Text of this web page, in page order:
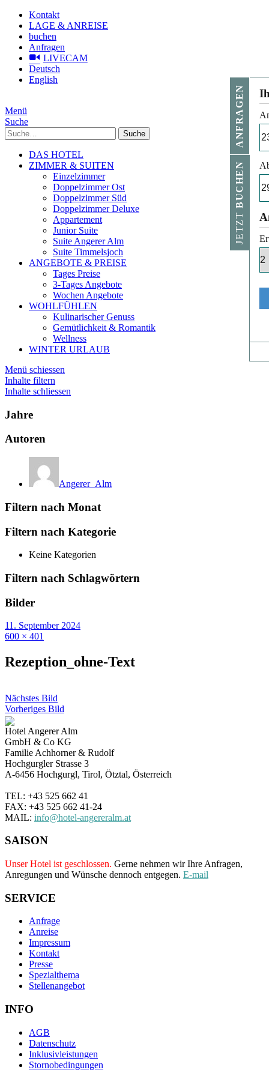
Kontakt
LAGE & ANREISE
buchen
Anfragen
LIVECAM
Deutsch
English
Menü
Suche
Suche
DAS HOTEL
ZIMMER & SUITEN
Einzelzimmer
Doppelzimmer Ost
Doppelzimmer Süd
Doppelzimmer Deluxe
Appartement
Junior Suite
Suite Angerer Alm
Suite Timmelsjoch
ANGEBOTE & PREISE
Tages Preise
3-Tages Angebote
Wochen Angebote
WOHLFÜHLEN
Kulinarischer Genuss
Gemütlichkeit & Romantik
Wellness
WINTER URLAUB
Menü schiessen
Inhalte filtern
Inhalte schliessen
Jahre
Autoren
Angerer_Alm
Filtern nach Monat
Filtern nach Kategorie
Keine Kategorien
Filtern nach Schlagwörtern
Bilder
11. September 2024
600 × 401
Rezeption_ohne-Text
Nächstes Bild
Vorheriges Bild
Hotel Angerer Alm
GmbH & Co KG
Familie Achhorner & Rudolf
Hochgurgler Strasse 3
A-6456 Hochgurgl, Tirol, Ötztal, Österreich
TEL: +43 525 662 41
FAX: +43 525 662 41-24
MAIL: info@hotel-angereralm.at
SAISON
Unser Hotel ist geschlossen. Gerne nehmen wir Ihre Anfragen,
Anregungen und Wünsche dennoch entgegen. E-mail
SERVICE
Anfrage
Anreise
Impressum
Kontakt
Presse
Spezialthema
Stellenangebot
INFO
AGB
Datenschutz
Inklusivleistungen
Stornobedingungen
JETZT
BUCHEN
ANFRAGEN